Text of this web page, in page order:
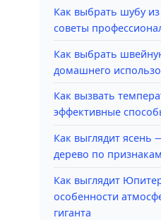
Как выбрать шубу
советы
Как выбрать
домашнего
Как вызвать
эффективные
Как выглядит ясень
дерево по признакам
Как выглядит
особенности
гиганта